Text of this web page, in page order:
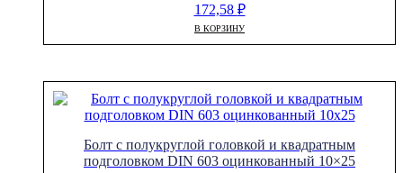
172,58 ₽
В КОРЗИНУ
Болт с полукруглой головкой и квадратным
подголовком DIN 603 оцинкованный 10×25